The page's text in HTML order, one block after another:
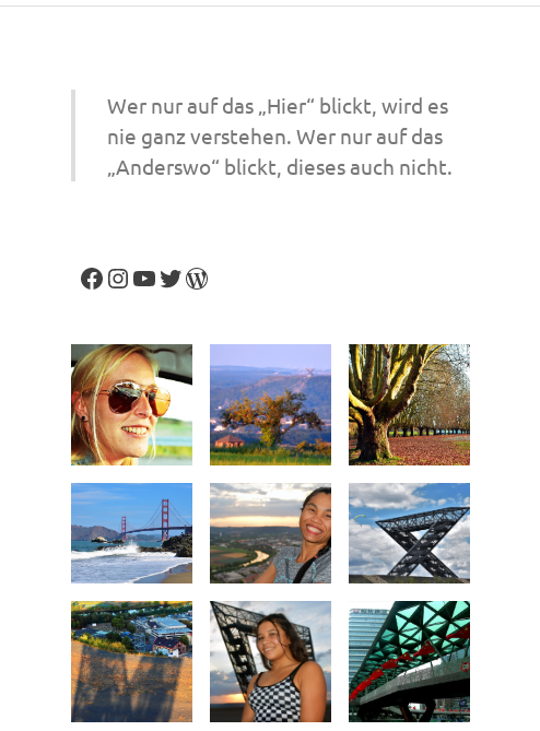
Wer nur auf das „Hier“ blickt, wird es
nie ganz verstehen. Wer nur auf das
„Anderswo“ blickt, dieses auch nicht.
Facebook
Instagram
YouTube
Twitter
WordPress